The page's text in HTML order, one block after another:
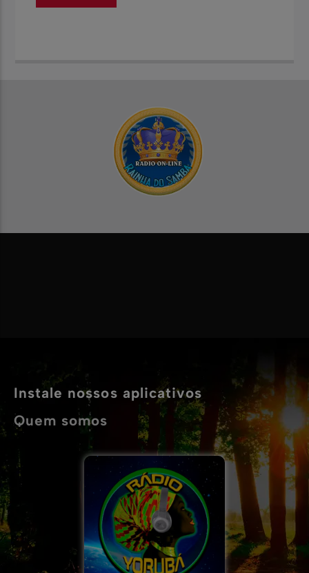
Instale nossos aplicativos
Quem somos